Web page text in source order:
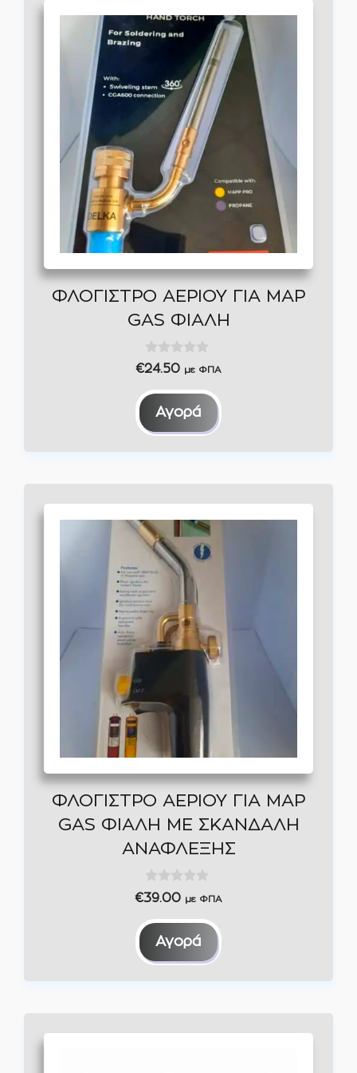
ΦΛΟΓΙΣΤΡΟ ΑΕΡΙΟΥ ΓΙΑ MAP
GAS ΦΙΑΛΗ
0
o
u
t
5
€24.50 με ΦΠΑ
Αγορά
ΦΛΟΓΙΣΤΡΟ ΑΕΡΙΟΥ ΓΙΑ MAP
GAS ΦΙΑΛΗ ΜΕ ΣΚΑΝΔΑΛΗ
ΑΝΑΦΛΕΞΗΣ
0
o
u
t
5
€39.00 με ΦΠΑ
Αγορά
Αυτό